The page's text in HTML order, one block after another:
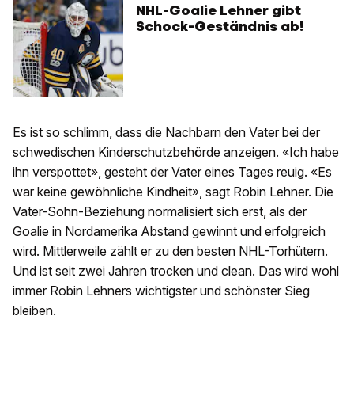
NHL-Goalie Lehner gibt
Schock-Geständnis ab!
Es ist so schlimm, dass die Nachbarn den Vater bei der
schwedischen Kinderschutzbehörde anzeigen. «Ich habe
ihn verspottet», gesteht der Vater eines Tages reuig. «Es
war keine gewöhnliche Kindheit», sagt Robin Lehner. Die
Vater-Sohn-Beziehung normalisiert sich erst, als der
Goalie in Nordamerika Abstand gewinnt und erfolgreich
wird. Mittlerweile zählt er zu den besten NHL-Torhütern.
Und ist seit zwei Jahren trocken und clean. Das wird wohl
immer Robin Lehners wichtigster und schönster Sieg
bleiben.